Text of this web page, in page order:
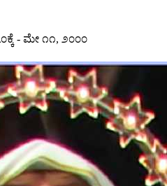
- ಮೇ ೧೧, ೨೦೦೦